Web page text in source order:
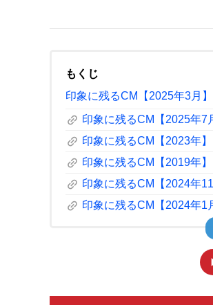
もくじ
印象に残るCM【2025年3月】
link 印象に残るCM【2025年7
link 印象に残るCM【2023年】
link 印象に残るCM【2019年】
link 印象に残るCM【2024年11
link 印象に残るCM【2024年1